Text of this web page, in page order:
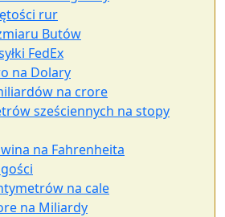
rur
Butów
FedEx
na Dolary
na crore
sześciennych na stopy
na Fahrenheita
na cale
na Miliardy